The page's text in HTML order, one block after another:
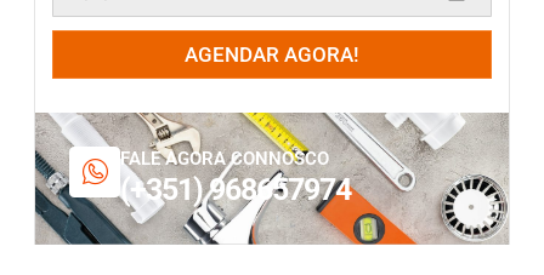
AGENDAR AGORA!
FALE AGORA CONNOSCO
(+351) 968657974